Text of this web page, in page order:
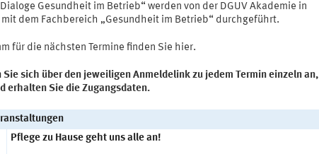
Gesundheit im Betrieb“ werden von der DGUV Akademie in
mit dem Fachbereich „Gesundheit im Betrieb“ durchgeführt.
für die nächsten Termine finden Sie hier.
Sie sich über den jeweiligen Anmeldelink zu jedem Termin einzeln an,
erhalten Sie die Zugangsdaten.
Pflege zu Hause geht uns alle an!